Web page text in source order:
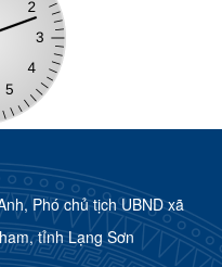
Phó chủ tịch UBND xã
tỉnh Lạng Sơn